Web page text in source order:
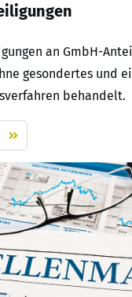
an GmbH-
gesondertes und
behandelt.